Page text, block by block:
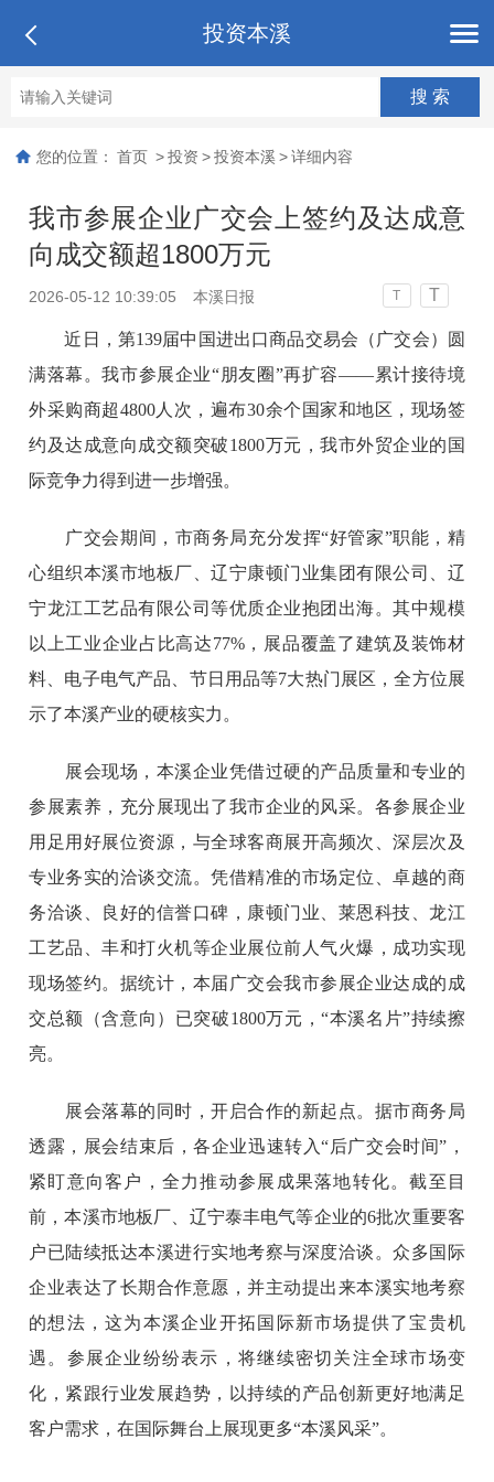
投资本溪
您的位置： 首页 > 投资 > 投资本溪 > 详细内容
我市参展企业广交会上签约及达成意
向成交额超1800万元
2026-05-12 10:39:05 本溪日报 T T
近日，第139届中国进出口商品交易会（广交会）圆
满落幕。我市参展企业“朋友圈”再扩容——累计接待境
外采购商超4800人次，遍布30余个国家和地区，现场签
约及达成意向成交额突破1800万元，我市外贸企业的国
际竞争力得到进一步增强。
广交会期间，市商务局充分发挥“好管家”职能，精
心组织本溪市地板厂、辽宁康顿门业集团有限公司、辽
宁龙江工艺品有限公司等优质企业抱团出海。其中规模
以上工业企业占比高达77%，展品覆盖了建筑及装饰材
料、电子电气产品、节日用品等7大热门展区，全方位展
示了本溪产业的硬核实力。
展会现场，本溪企业凭借过硬的产品质量和专业的
参展素养，充分展现出了我市企业的风采。各参展企业
用足用好展位资源，与全球客商展开高频次、深层次及
专业务实的洽谈交流。凭借精准的市场定位、卓越的商
务洽谈、良好的信誉口碑，康顿门业、莱恩科技、龙江
工艺品、丰和打火机等企业展位前人气火爆，成功实现
现场签约。据统计，本届广交会我市参展企业达成的成
交总额（含意向）已突破1800万元，“本溪名片”持续擦
亮。
展会落幕的同时，开启合作的新起点。据市商务局
透露，展会结束后，各企业迅速转入“后广交会时间”，
紧盯意向客户，全力推动参展成果落地转化。截至目
前，本溪市地板厂、辽宁泰丰电气等企业的6批次重要客
户已陆续抵达本溪进行实地考察与深度洽谈。众多国际
企业表达了长期合作意愿，并主动提出来本溪实地考察
的想法，这为本溪企业开拓国际新市场提供了宝贵机
遇。参展企业纷纷表示，将继续密切关注全球市场变
化，紧跟行业发展趋势，以持续的产品创新更好地满足
客户需求，在国际舞台上展现更多“本溪风采”。